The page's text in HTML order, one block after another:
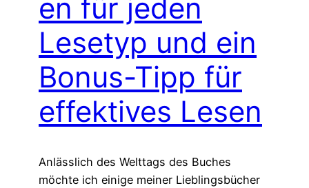
en für jeden
Lesetyp und ein
Bonus-Tipp für
effektives Lesen
Anlässlich des Welttags des Buches
möchte ich einige meiner Lieblingsbücher